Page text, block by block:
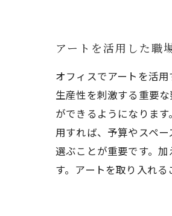
アートを活用した職
オフィスでアートを活
生産性を刺激する重要
ができるようになりま
用すれば、予算やスペ
選ぶことが重要です。
す。アートを取り入れ